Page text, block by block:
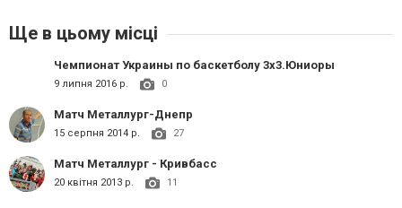
Ще в цьому місці
Чемпионат Украины по баскетболу 3х3.Юниоры
9 липня 2016 р. 0
Матч Металлург-Днепр
15 серпня 2014 р. 27
Матч Металлург - Кривбасс
20 квітня 2013 р. 11